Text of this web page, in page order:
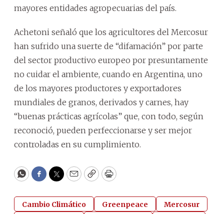
mayores entidades agropecuarias del país.
Achetoni señaló que los agricultores del Mercosur
han sufrido una suerte de “difamación” por parte
del sector productivo europeo por presuntamente
no cuidar el ambiente, cuando en Argentina, uno
de los mayores productores y exportadores
mundiales de granos, derivados y carnes, hay
“buenas prácticas agrícolas” que, con todo, según
reconoció, pueden perfeccionarse y ser mejor
controladas en su cumplimiento.
WhatsApp
Facebook
Twitter
EmailCopyPrint
Cambio Climático Greenpeace
Mercosur